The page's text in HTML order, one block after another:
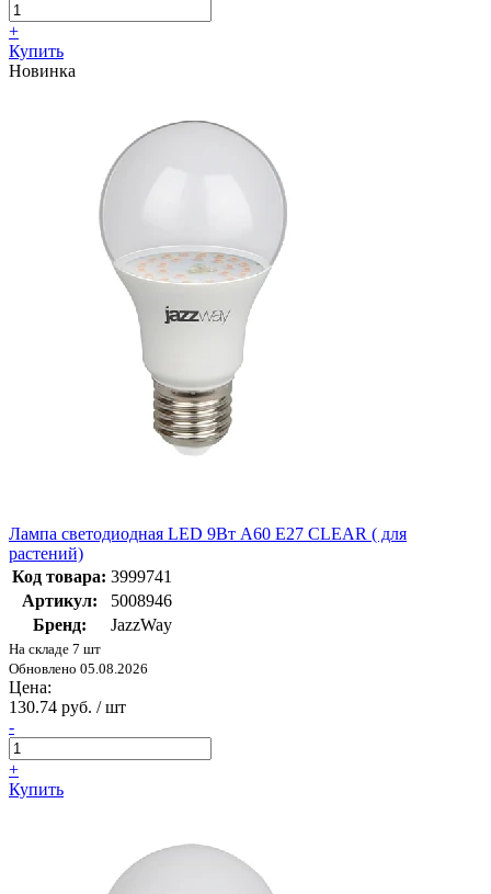
+
Купить
Новинка
Лампа светодиодная LED 9Вт A60 Е27 CLEAR ( для
растений)
Код товара: 3999741
Артикул:
5008946
Бренд:
JazzWay
На складе 7 шт
Обновлено 05.08.2026
Цена:
130.74 руб. / шт
-
+
Купить